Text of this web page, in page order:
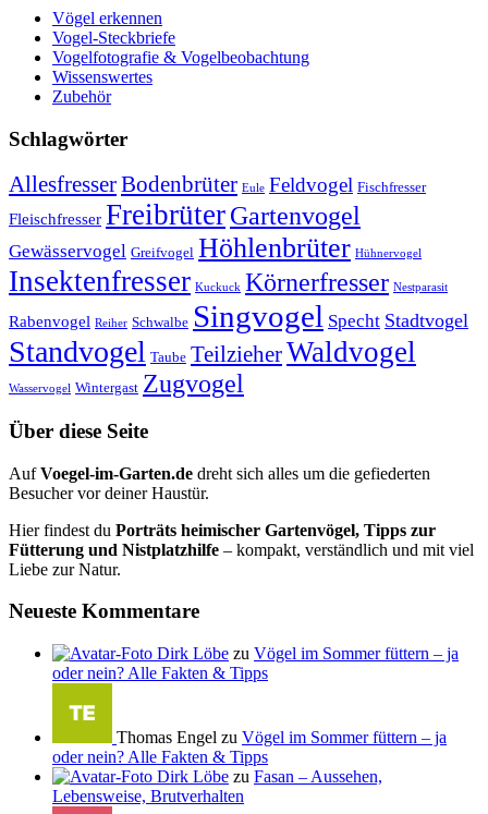
Vögel erkennen
Vogel-Steckbriefe
Vogelfotografie & Vogelbeobachtung
Wissenswertes
Zubehör
Schlagwörter
AllesfresserBodenbrüter Eule Feldvogel Fischfresser
Fleischfresser FreibrüterGartenvogel
Gewässervogel Greifvogel Höhlenbrüter Hühnervogel
Insektenfresser Kuckuck Körnerfresser Nestparasit
Rabenvogel Reiher Schwalbe Singvogel Specht Stadtvogel
Standvogel Taube TeilzieherWaldvogel
Wasservogel Wintergast Zugvogel
Über diese Seite
AufVoegel-im-Garten.de dreht sich alles um die gefiederten
Besucher vor deiner Haustür.
Hier findest du Porträts heimischer Gartenvögel, Tipps zur
Fütterung und Nistplatzhilfe – kompakt, verständlich und mit viel
Liebe zur Natur.
Neueste Kommentare
Dirk Löbe zu Vögel im Sommer füttern – ja
oder nein? Alle Fakten & Tipps
Thomas Engel zu Vögel im Sommer füttern – ja
oder nein? Alle Fakten & Tipps
Dirk Löbe zu Fasan – Aussehen,
Lebensweise, Brutverhalten